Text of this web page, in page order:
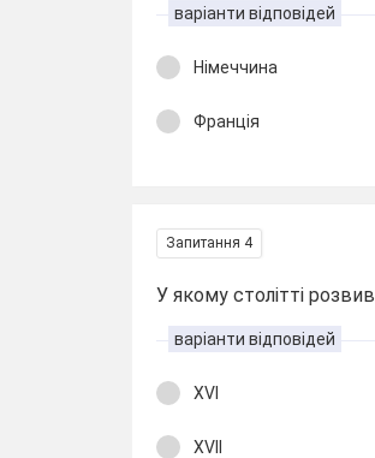
варіанти відповідей
Німеччина
Франція
Запитання 4
У якому столітті
варіанти відповідей
XVI
XVII